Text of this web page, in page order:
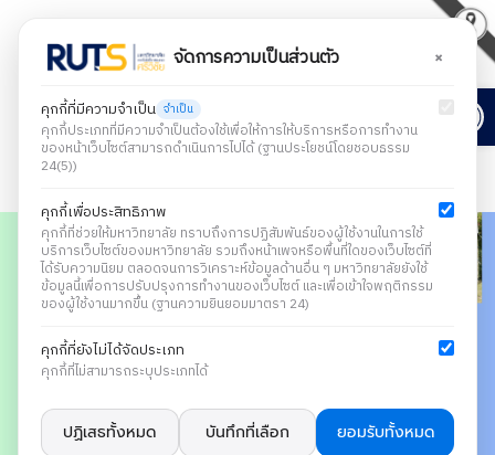
จัดการความเป็นส่วนตัว ×
คุกกี้ที่มีความจำเป็น จำเป็น
คุกกี้ประเภทที่มีความจำเป็นต้องใช้เพื่อให้การให้บริการหรือการทำงาน
ของหน้าเว็บไซต์สามารถดำเนินการไปได้ (ฐานประโยชน์โดยชอบธรรม
24(5))
คุกกี้เพื่อประสิทธิภาพ
คุกกี้ที่ช่วยให้มหาวิทยาลัย ทราบถึงการปฏิสัมพันธ์ของผู้ใช้งานในการใช้
บริการเว็บไซต์ของมหาวิทยาลัย รวมถึงหน้าเพจหรือพื้นที่ใดของเว็บไซต์ที่
ได้รับความนิยม ตลอดจนการวิเคราะห์ข้อมูลด้านอื่น ๆ มหาวิทยาลัยยังใช้
ข้อมูลนี้เพื่อการปรับปรุงการทำงานของเว็บไซต์ และเพื่อเข้าใจพฤติกรรม
ของผู้ใช้งานมากขึ้น (ฐานความยินยอมมาตรา 24)
คุกกี้ที่ยังไม่ได้จัดประเภท
คุกกี้ที่ไม่สามารถระบุประเภทได้
ปฏิเสธทั้งหมด บันทึกที่เลือก ยอมรับทั้งหมด